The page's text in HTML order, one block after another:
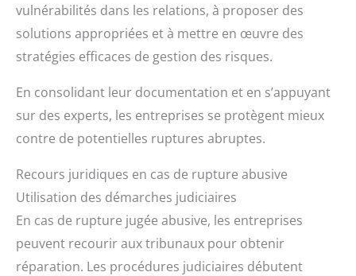
vulnérabilités dans les relations, à proposer des
solutions appropriées et à mettre en œuvre des
stratégies efficaces de gestion des risques.
En consolidant leur documentation et en s’appuyant
sur des experts, les entreprises se protègent mieux
contre de potentielles ruptures abruptes.
Recours juridiques en cas de rupture abusive
Utilisation des démarches judiciaires
En cas de rupture jugée abusive, les entreprises
peuvent recourir aux tribunaux pour obtenir
réparation. Les procédures judiciaires débutent